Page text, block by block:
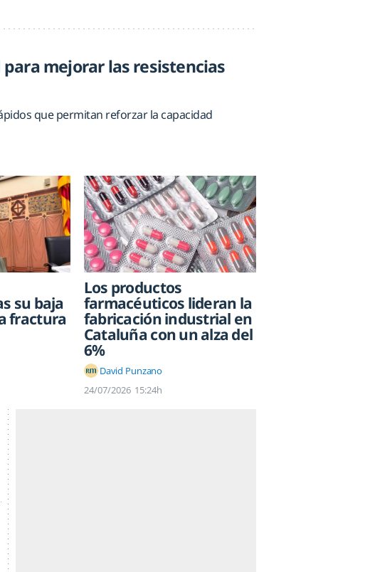
mejorar las resistencias
que permitan reforzar la capacidad
su baja
fractura
Los productos
farmacéuticos lideran la
fabricación industrial en
Cataluña con un alza del
6%
David Punzano
24/07/2026 15:24h